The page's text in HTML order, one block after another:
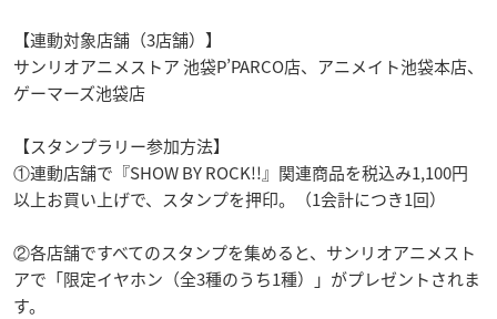
【連動対象店舗（3店舗）】
サンリオアニメストア 池袋P’PARCO店、アニメイト池袋本店、
ゲーマーズ池袋店
【スタンプラリー参加方法】
①連動店舗で『SHOW BY ROCK!!』関連商品を税込み1,100円
以上お買い上げで、スタンプを押印。（1会計につき1回）
②各店舗ですべてのスタンプを集めると、サンリオアニメスト
アで「限定イヤホン（全3種のうち1種）」がプレゼントされま
す。